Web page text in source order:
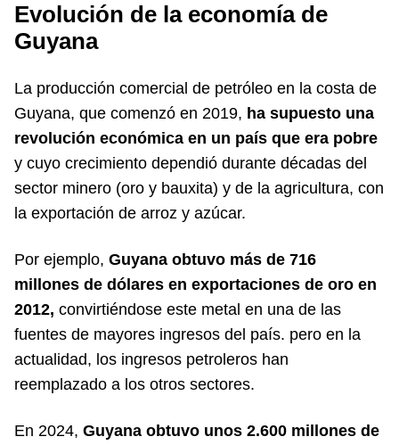
Evolución de la economía de
Guyana
La producción comercial de petróleo en la costa de
Guyana, que comenzó en 2019, ha supuesto una
revolución económica en un país que era pobre
y cuyo crecimiento dependió durante décadas del
sector minero (oro y bauxita) y de la agricultura, con
la exportación de arroz y azúcar.
Por ejemplo, Guyana obtuvo más de 716
millones de dólares en exportaciones de oro en
2012, convirtiéndose este metal en una de las
fuentes de mayores ingresos del país. pero en la
actualidad, los ingresos petroleros han
reemplazado a los otros sectores.
En 2024, Guyana obtuvo unos 2.600 millones de